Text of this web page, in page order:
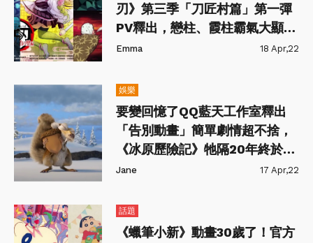
刃》第三季「刀匠村篇」第一彈
PV釋出，戀柱、霞柱霸氣大顯身
手！
Emma 18 Apr,22
娛樂
要變回憶了QQ藍天工作室釋出
「告別動畫」簡單劇情超不捨，
《冰原歷險記》牠隔20年終於吃
到果實！
Jane 17 Apr,22
話題
《蠟筆小新》動畫30歲了！官方